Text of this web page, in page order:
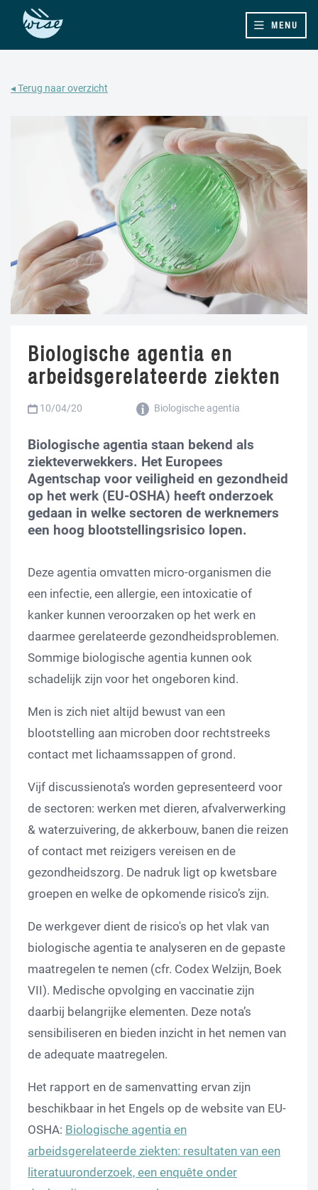
MENU
◂ Terug naar overzicht
Biologische agentia en
arbeidsgerelateerde ziekten
10/04/20 Biologische agentia
Biologische agentia staan bekend als
ziekteverwekkers. Het Europees
Agentschap voor veiligheid en gezondheid
op het werk (EU-OSHA) heeft onderzoek
gedaan in welke sectoren de werknemers
een hoog blootstellingsrisico lopen.
Deze agentia omvatten micro-organismen die
een infectie, een allergie, een intoxicatie of
kanker kunnen veroorzaken op het werk en
daarmee gerelateerde gezondheidsproblemen.
Sommige biologische agentia kunnen ook
schadelijk zijn voor het ongeboren kind.
Men is zich niet altijd bewust van een
blootstelling aan microben door rechtstreeks
contact met lichaamssappen of grond.
Vijf discussienota’s worden gepresenteerd voor
de sectoren: werken met dieren, afvalverwerking
& waterzuivering, de akkerbouw, banen die reizen
of contact met reizigers vereisen en de
gezondheidszorg. De nadruk ligt op kwetsbare
groepen en welke de opkomende risico’s zijn.
De werkgever dient de risico's op het vlak van
biologische agentia te analyseren en de gepaste
maatregelen te nemen (cfr. Codex Welzijn, Boek
VII). Medische opvolging en vaccinatie zijn
daarbij belangrijke elementen. Deze nota’s
sensibiliseren en bieden inzicht in het nemen van
de adequate maatregelen.
Het rapport en de samenvatting ervan zijn
beschikbaar in het Engels op de website van EU-
OSHA: Biologische agentia en
arbeidsgerelateerde ziekten: resultaten van een
literatuuronderzoek, een enquête onder